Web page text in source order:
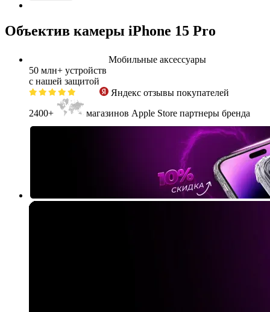
Объектив камеры iPhone 15 Pro
Мобильные аксессуары
50 млн+ устройств
с нашей защитой
Яндекс отзывы покупателей
2400+
магазинов Apple Store партнеры бренда